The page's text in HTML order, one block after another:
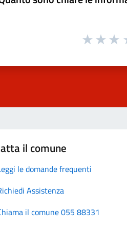
il comune
le domande frequenti
Assistenza
il comune 055 88331